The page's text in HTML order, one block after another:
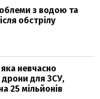
з водою та
обстрілу
невчасно
дрони для ЗСУ,
25 мільйонів